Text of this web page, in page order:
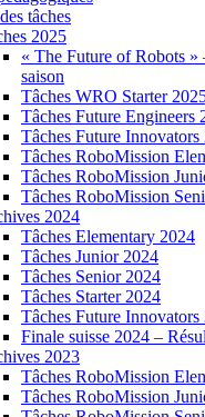
tâches
2025
« The Future of Robots »
saison
Tâches WRO Starter
Tâches Future Engineers
Tâches Future Innovators
Tâches RoboMission
Tâches RoboMission
Tâches RoboMission
2024
Tâches Elementary 2024
Tâches Junior 2024
Tâches Senior 2024
Tâches Starter 2024
Tâches Future Innovators
Finale suisse 2024 –
2023
Tâches RoboMission
Tâches RoboMission